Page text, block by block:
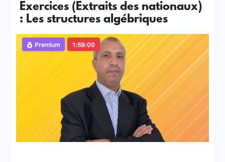
Exercices (Extraits des nationaux)
: Les structures algébriques
Premium 1:59:00